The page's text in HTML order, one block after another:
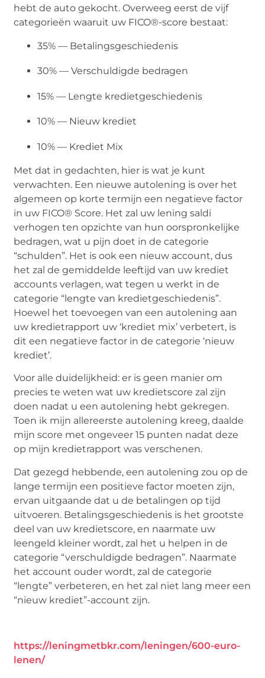
hebt de auto gekocht. Overweeg eerst de vijf
categorieën waaruit uw FICO®-score bestaat:
35% — Betalingsgeschiedenis
30% — Verschuldigde bedragen
15% — Lengte kredietgeschiedenis
10% — Nieuw krediet
10% — Krediet Mix
Met dat in gedachten, hier is wat je kunt
verwachten. Een nieuwe autolening is over het
algemeen op korte termijn een negatieve factor
in uw FICO® Score. Het zal uw lening saldi
verhogen ten opzichte van hun oorspronkelijke
bedragen, wat u pijn doet in de categorie
“schulden”. Het is ook een nieuw account, dus
het zal de gemiddelde leeftijd van uw krediet
accounts verlagen, wat tegen u werkt in de
categorie “lengte van kredietgeschiedenis”.
Hoewel het toevoegen van een autolening aan
uw kredietrapport uw ‘krediet mix’ verbetert, is
dit een negatieve factor in de categorie ‘nieuw
krediet’.
Voor alle duidelijkheid: er is geen manier om
precies te weten wat uw kredietscore zal zijn
doen nadat u een autolening hebt gekregen.
Toen ik mijn allereerste autolening kreeg, daalde
mijn score met ongeveer 15 punten nadat deze
op mijn kredietrapport was verschenen.
Dat gezegd hebbende, een autolening zou op de
lange termijn een positieve factor moeten zijn,
ervan uitgaande dat u de betalingen op tijd
uitvoeren. Betalingsgeschiedenis is het grootste
deel van uw kredietscore, en naarmate uw
leengeld kleiner wordt, zal het u helpen in de
categorie “verschuldigde bedragen”. Naarmate
het account ouder wordt, zal de categorie
“lengte” verbeteren, en het zal niet lang meer een
“nieuw krediet”-account zijn.
https://leningmetbkr.com/leningen/600-euro-
lenen/